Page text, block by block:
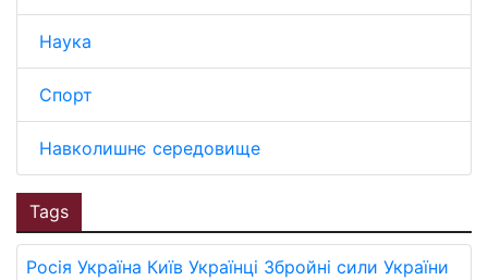
Наука
Спорт
Навколишнє середовище
Tags
Росія Україна Київ Українці Збройні сили України